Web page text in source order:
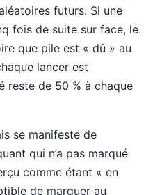
futurs. Si une
fois de suite sur face, le
que pile est « dû » au
lancer est
reste de 50 % à chaque
se manifeste de
qui n’a pas marqué
comme étant « en
de marquer au